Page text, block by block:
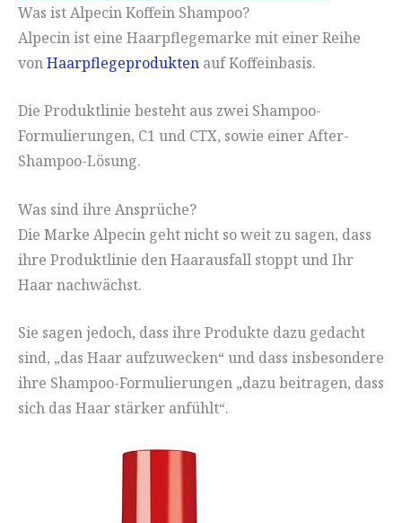
Was ist Alpecin Koffein Shampoo?
Alpecin ist eine Haarpflegemarke mit einer Reihe
vonHaarpflegeprodukten auf Koffeinbasis.
Die Produktlinie besteht aus zwei Shampoo-
Formulierungen, C1 und CTX, sowie einer After-
Shampoo-Lösung.
Was sind ihre Ansprüche?
Die Marke Alpecin geht nicht so weit zu sagen, dass
ihre Produktlinie den Haarausfall stoppt und Ihr
Haar nachwächst.
Sie sagen jedoch, dass ihre Produkte dazu gedacht
sind, „das Haar aufzuwecken“ und dass insbesondere
ihre Shampoo-Formulierungen „dazu beitragen, dass
sich das Haar stärker anfühlt“.